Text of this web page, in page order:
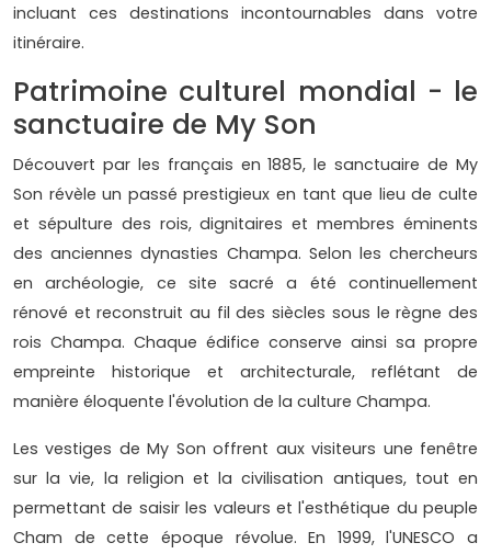
incluant ces destinations incontournables dans votre
itinéraire.
Patrimoine culturel mondial - le
sanctuaire de My Son
Découvert par les français en 1885, le sanctuaire de My
Son révèle un passé prestigieux en tant que lieu de culte
et sépulture des rois, dignitaires et membres éminents
des anciennes dynasties Champa. Selon les chercheurs
en archéologie, ce site sacré a été continuellement
rénové et reconstruit au fil des siècles sous le règne des
rois Champa. Chaque édifice conserve ainsi sa propre
empreinte historique et architecturale, reflétant de
manière éloquente l'évolution de la culture Champa.
Les vestiges de My Son offrent aux visiteurs une fenêtre
sur la vie, la religion et la civilisation antiques, tout en
permettant de saisir les valeurs et l'esthétique du peuple
Cham de cette époque révolue. En 1999, l'UNESCO a